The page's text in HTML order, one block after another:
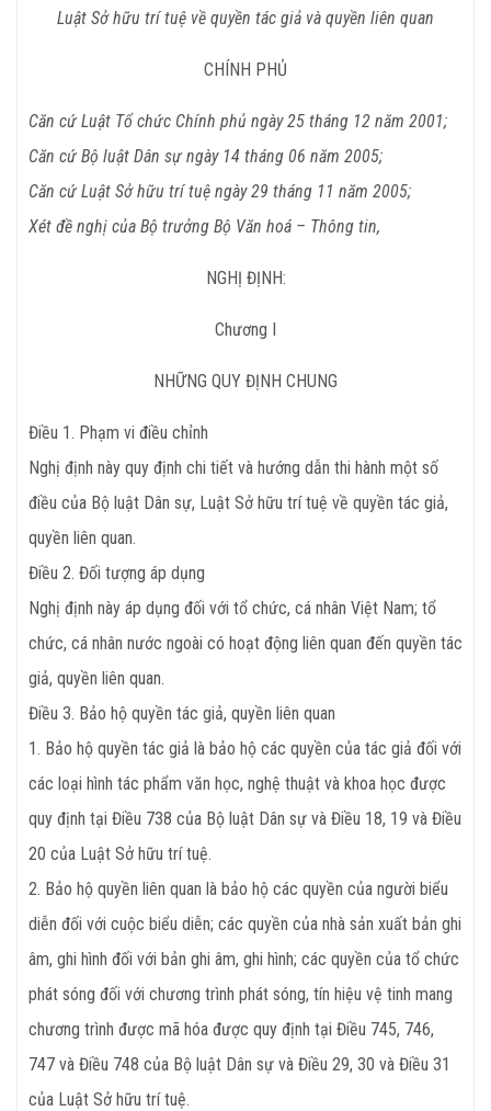
Luật Sở hữu trí tuệ về quyền tác giả và quyền liên quan
CHÍNH PHỦ
Căn cứ Luật Tổ chức Chính phủ ngày 25 tháng 12 năm 2001;
Căn cứ Bộ luật Dân sự ngày 14 tháng 06 năm 2005;
Căn cứ Luật Sở hữu trí tuệ ngày 29 tháng 11 năm 2005;
Xét đề nghị của Bộ trưởng Bộ Văn hoá – Thông tin,
NGHỊ ĐỊNH:
Chương I
NHỮNG QUY ĐỊNH CHUNG
Điều 1. Phạm vi điều chỉnh
Nghị định này quy định chi tiết và hướng dẫn thi hành một số
điều của Bộ luật Dân sự, Luật Sở hữu trí tuệ về quyền tác giả,
quyền liên quan.
Điều 2. Đối tượng áp dụng
Nghị định này áp dụng đối với tổ chức, cá nhân Việt Nam; tổ
chức, cá nhân nước ngoài có hoạt động liên quan đến quyền tác
giả, quyền liên quan.
Điều 3. Bảo hộ quyền tác giả, quyền liên quan
1. Bảo hộ quyền tác giả là bảo hộ các quyền của tác giả đối với
các loại hình tác phẩm văn học, nghệ thuật và khoa học được
quy định tại Điều 738 của Bộ luật Dân sự và Điều 18, 19 và Điều
20 của Luật Sở hữu trí tuệ.
2. Bảo hộ quyền liên quan là bảo hộ các quyền của người biểu
diễn đối với cuộc biểu diễn; các quyền của nhà sản xuất bản ghi
âm, ghi hình đối với bản ghi âm, ghi hình; các quyền của tổ chức
phát sóng đối với chương trình phát sóng, tín hiệu vệ tinh mang
chương trình được mã hóa được quy định tại Điều 745, 746,
747 và Điều 748 của Bộ luật Dân sự và Điều 29, 30 và Điều 31
của Luật Sở hữu trí tuệ.